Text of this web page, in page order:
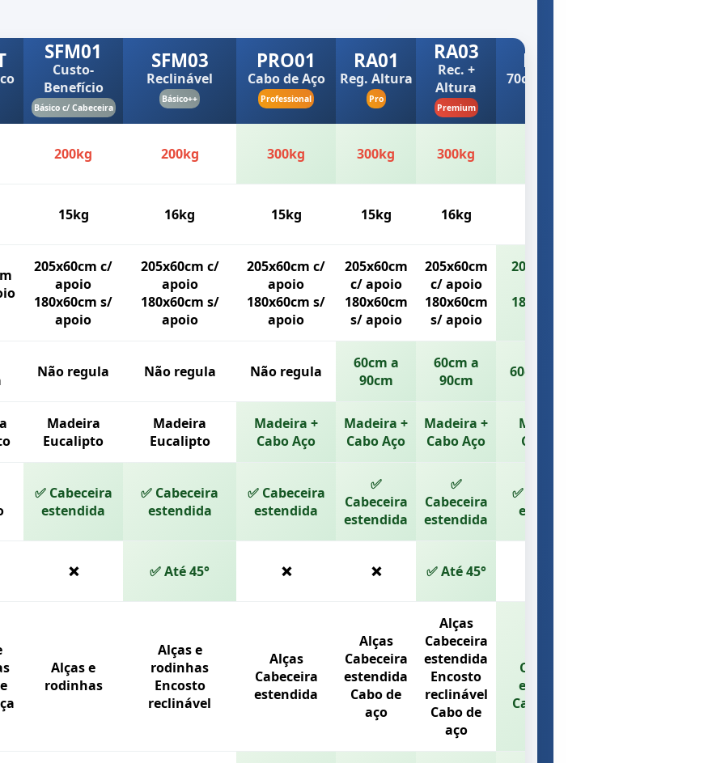
SFM01
Custo-
Benefício
Básico c/ Cabeceira
SFM03
Reclinável
Básico++
PRO01
Cabo de Aço
Professional
RA01
Reg. Altura
Pro
RA03
Rec. +
Altura
Premium
RA300
70cm Largura
200kg 200kg 300kg 300kg 300kg
15kg 16kg 15kg 15kg 16kg
205x60cm c/
apoio
180x60cm s/
apoio
205x60cm c/
apoio
180x60cm s/
apoio
205x60cm c/
apoio
180x60cm s/
apoio
205x60cm
c/ apoio
180x60cm
s/ apoio
205x60cm
c/ apoio
180x60cm
s/ apoio
205x70cm c/
180x70cm s/
Não regula Não regula Não regula
60cm a
90cm
60cm a
90cm
60cm a 90cm
Madeira
Eucalipto
Madeira
Eucalipto
Madeira +
Cabo Aço
Madeira +
Cabo Aço
Madeira +
Cabo Aço
Madeira +
Cabo Aço
✅ Cabeceira
estendida
✅ Cabeceira
estendida
✅ Cabeceira
estendida
✅
Cabeceira
estendida
✅
Cabeceira
estendida
✅ Cabeceira
estendida
❌ ✅ Até 45° ❌ ❌ ✅ Até 45°
Alças e
rodinhas
Alças e
rodinhas
Encosto
reclinável
Alças
Cabeceira
estendida
Alças
Cabeceira
estendida
Cabo de
aço
Alças
Cabeceira
estendida
Encosto
reclinável
Cabo de
aço
Cabeceira
estendida
Cabo de aço